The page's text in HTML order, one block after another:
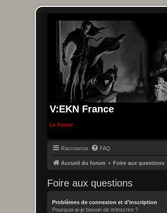
V:EKN France
Le Forum
Raccourcis FAQ
Accueil du forum Foire aux questions
Foire aux questions
Problèmes de connexion et d’inscription
Pourquoi ai-je besoin de m’inscrire ?